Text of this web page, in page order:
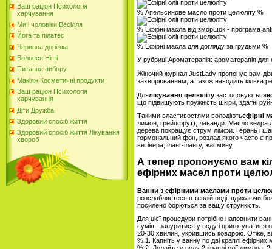
Ваш раціон Психологія
харчування
Ми і чоловіки Весілля
Йога та пілатес
Червона доріжка
Волосся Нігті
Питання вибору
Макіяж Косметичні продукти
Ваш раціон Психологія
харчування
Діти Дружба
Здоровий спосіб життя
Здоровий спосіб життя Лікування
хвороб
% Апельсинове масло проти целюліту %
% Ефірні масла від зморшок - програма
% Ефірні масла для догляду за грудьми %
У рубриці Ароматерапія: ароматерапія для
Жіночий журнал JustLady пропонує вам
захворюванням, а також наводить кілька
Длялікування целюліту застосовуються
що підвищують пружність шкіри, здатні
Такими властивостями володіютьефірні
лимон, грейпфрут), лаванди. Масло кедра
дерева покращує струм лімфи. Герань і
гормональний фон, розлад якого часто є
ветівера, іланг-ілангу, жасмину.
А тепер пропонуємо вам
ефірних масел проти
Ванни з ефірними маслами проти
розслабляєтеся в теплій воді, вдихаючи
посилено борються за вашу стрункість.
Для цієї процедури потрібно наповнити
суміш, зануритися у воду і приготуватися
20-30 хвилин, укрившись ковдрою. Отже,
% 1. Капніть у ванну по дві краплі